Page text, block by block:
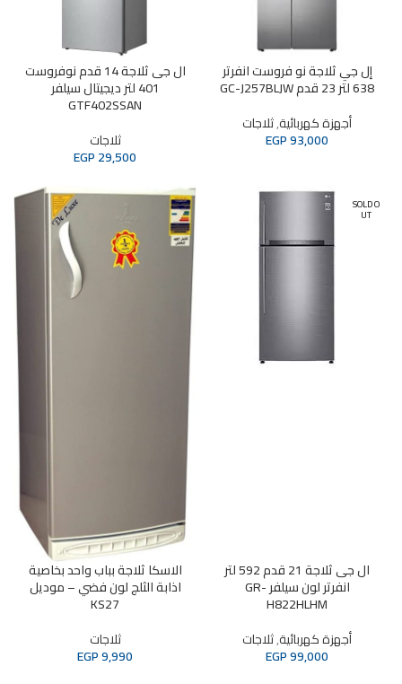
إل جي ثلاجة نو فروست انفرتر
638 لتر 23 قدم GC-J257BLJW
أجهزة كهربائية,ثلاجات
EGP93,000
ال جى ثلاجة 14 قدم نوفروست
401 لتر ديجيتال سيلفر
GTF402SSAN
ثلاجات
EGP29,500
SOLD O
UT
ال جى ثلاجة 21 قدم 592 لتر
انفرتر لون سيلفر GR-
H822HLHM
أجهزة كهربائية,ثلاجات
EGP99,000
الاسكا ثلاجة بباب واحد بخاصية
اذابة الثلج لون فضي – موديل
KS27
ثلاجات
EGP9,990